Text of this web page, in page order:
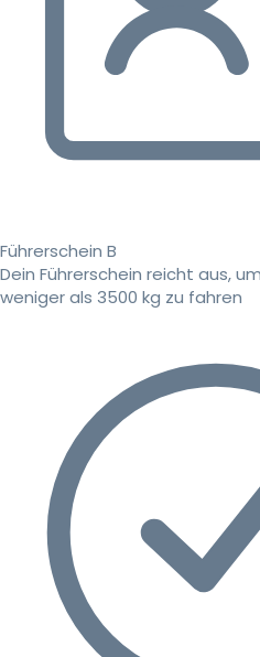
Führerschein B
Dein Führerschein reicht aus,
weniger als 3500 kg zu fahren